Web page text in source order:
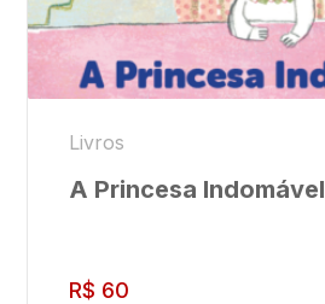
Livros
A Princesa Indomável
R$ 60